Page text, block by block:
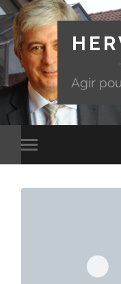
Agir
Toggle
mobile